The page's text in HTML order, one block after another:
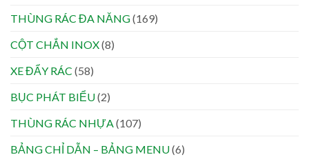
THÙNG RÁC ĐA NĂNG(169)
CỘT CHẮN INOX(8)
XE ĐẨY RÁC (58)
BỤC PHÁT BIỂU(2)
THÙNG RÁC NHỰA(107)
BẢNG CHỈ DẪN – BẢNG MENU(6)